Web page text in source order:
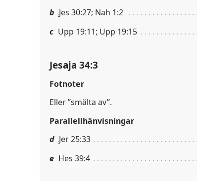
b Jes 30:27; Nah 1:2
c Upp 19:11; Upp 19:15
Jesaja 34:3
Fotnoter
Eller ”smälta av”.
Parallellhänvisningar
d Jer 25:33
e Hes 39:4